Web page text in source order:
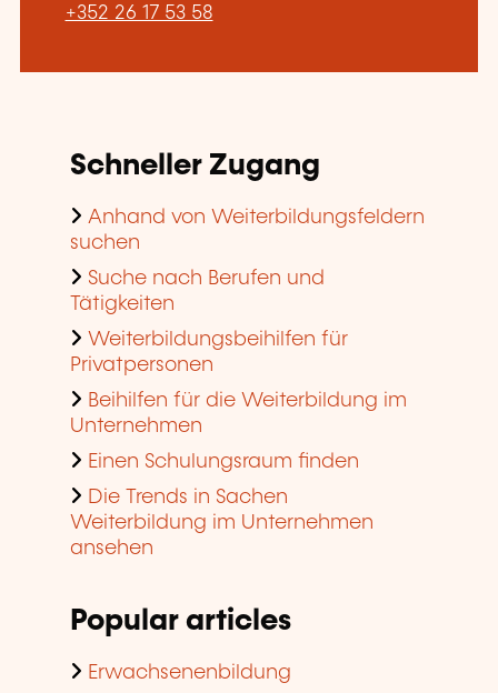
+352 26 17 53 58
Schneller Zugang
Anhand von Weiterbildungsfeldern
suchen
Suche nach Berufen und
Tätigkeiten
Weiterbildungsbeihilfen für
Privatpersonen
Beihilfen für die Weiterbildung im
Unternehmen
Einen Schulungsraum finden
Die Trends in Sachen
Weiterbildung im Unternehmen
ansehen
Popular articles
Erwachsenenbildung